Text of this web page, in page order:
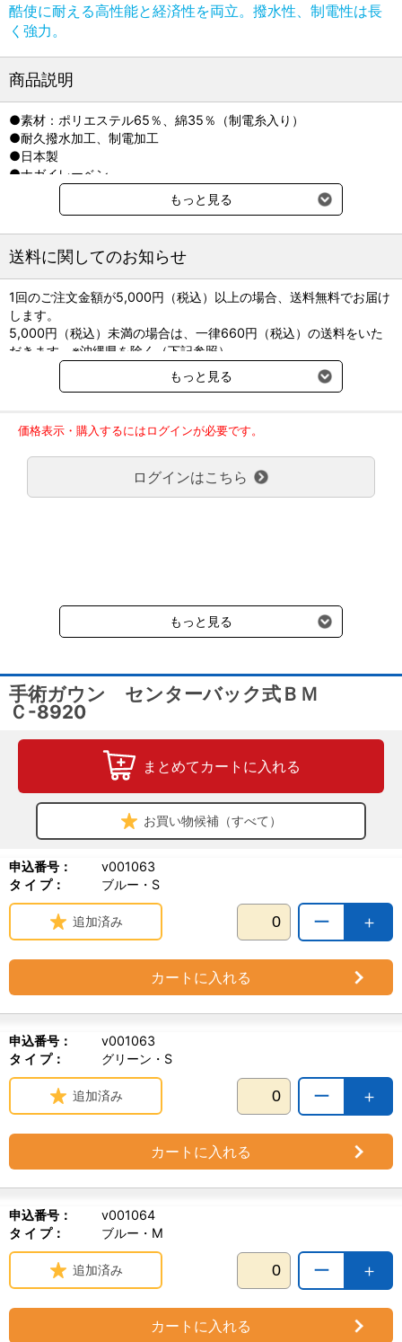
酷使に耐える高性能と経済性を両立。撥水性、制電性は長
く強力。
商品説明
●素材：ポリエステル65％、綿35％（制電糸入り）
●耐久撥水加工、制電加工
●日本製
●ナガイレーベン
●サイズ表（単位：cm）
前巾
56 59
もっと見る
送料に関してのお知らせ
1回のご注文金額が5,000円（税込）以上の場合、送料無料でお届け
します。
5,000円（税込）未満の場合は、一律660円（税込）の送料をいた
だきます。※沖縄県を除く（下記参照）
※2017年11月14日（火）より沖縄県へのお届けにつきましては、1
回のご注文金額（税込）が、30,000円以上で配送無料となります。
ご了承のほどよろしくお願い致します。
弊社都合でお届けが２回以上に分かれる場合の送料負担は、１回分
のみで新たな送料は発生しません。
大型商品送料が必要な商品をご注文の場合は、大型商品送料のみご
負担頂きます。
受けます。
もっと見る
価格表示・購入するにはログインが必要です。
ログインはこちら
もっと見る
手術ガウン センターバック式ＢＭ
Ｃ-8920
まとめてカートに入れる
お買い物候補（すべて）
申込番号：
v001063
タ イ プ：
ブルー・S
＋
ー
追加済み
カートに入れる
申込番号：
v001063
タ イ プ：
グリーン・S
＋
ー
追加済み
カートに入れる
申込番号：
v001064
タ イ プ：
ブルー・M
＋
ー
追加済み
カートに入れる